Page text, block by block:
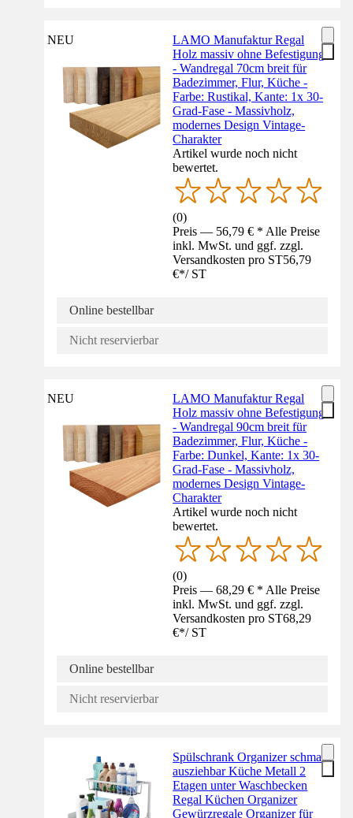
NEU
LAMO Manufaktur Regal
Holz massiv ohne Befestigung
- Wandregal 70cm breit für
Badezimmer, Flur, Küche -
Farbe: Rustikal, Kante: 1x 30-
Grad-Fase - Massivholz,
modernes Design Vintage-
Charakter
Artikel wurde noch nicht
bewertet.
(0)
Preis — 56,79 € * Alle Preise
inkl. MwSt. und ggf. zzgl.
Versandkosten pro ST56,79
€*/ ST
Online bestellbar
Nicht reservierbar
NEU
LAMO Manufaktur Regal
Holz massiv ohne Befestigung
- Wandregal 90cm breit für
Badezimmer, Flur, Küche -
Farbe: Dunkel, Kante: 1x 30-
Grad-Fase - Massivholz,
modernes Design Vintage-
Charakter
Artikel wurde noch nicht
bewertet.
(0)
Preis — 68,29 € * Alle Preise
inkl. MwSt. und ggf. zzgl.
Versandkosten pro ST68,29
€*/ ST
Online bestellbar
Nicht reservierbar
Spülschrank Organizer schmal
ausziehbar Küche Metall 2
Etagen unter Waschbecken
Regal Küchen Organizer
Gewürzregale Organizer für